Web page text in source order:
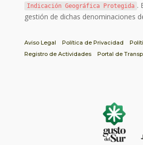
Indicación Geográfica Protegida .
gestión de dichas denominaciones
Aviso Legal Política de Privacidad
Registro de Actividades
Portal de